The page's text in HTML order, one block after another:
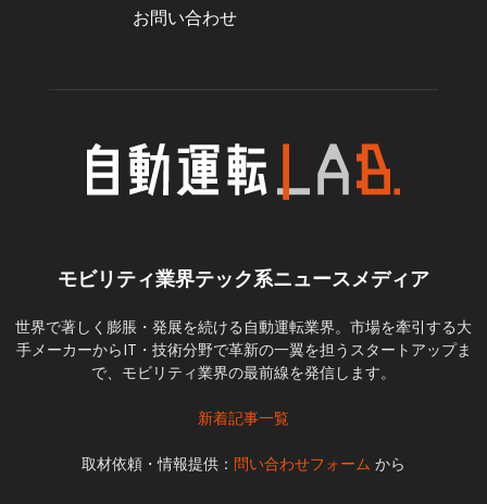
お問い合わせ
モビリティ業界テック系ニュースメディア
世界で著しく膨脹・発展を続ける自動運転業界。市場を牽引する大
手メーカーからIT・技術分野で革新の一翼を担うスタートアップま
で、モビリティ業界の最前線を発信します。
新着記事一覧
取材依頼・情報提供： 問い合わせフォーム から